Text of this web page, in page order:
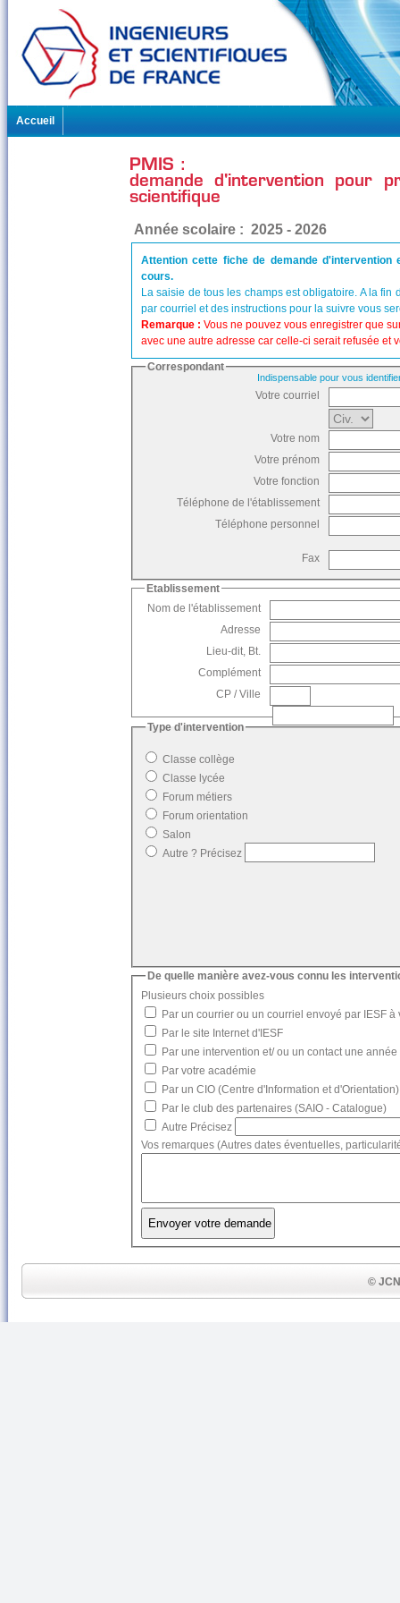
Accueil
PMIS :
demande d'intervention pour
scientifique
Année scolaire : 2025 - 2026
Attention cette fiche de demande
cours.
La saisie de tous les champs est obligatoire. A la
par courriel et des instructions pour la suivre vous
Remarque : Vous ne pouvez vous enregistrer que
avec une autre adresse car celle-ci serait refusée et
Correspondant
Indispensable pour vous
Votre courriel
Votre nom
Votre prénom
Votre fonction
Téléphone de l'établissement
Téléphone personnel
Fax
Etablissement
Nom de l'établissement
Adresse
Lieu-dit, Bt.
Complément
CP / Ville
Type d'intervention
Classe collège
Classe lycée
Forum métiers
Forum orientation
Salon
Autre ? Précisez
De quelle manière avez-vous connu les
Plusieurs choix possibles
Par un courrier ou un courriel envoyé par IESF
Par le site Internet d'IESF
Par une intervention et/ ou un contact une
Par votre académie
Par un CIO (Centre d'Information et
Par le club des partenaires (SAIO - Catalogue)
Autre Précisez
Vos remarques (Autres dates éventuelles,
©